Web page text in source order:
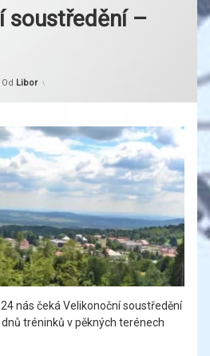
soustředění –
Aktualizováno
Od Libor
nás čeká Velikonoční soustředění
tréninků v pěkných terénech